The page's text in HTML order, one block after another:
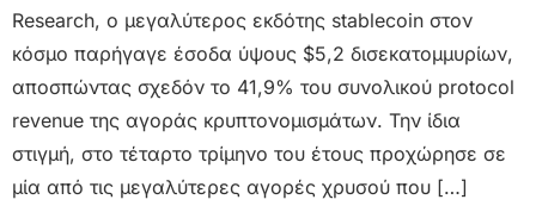
Research, ο μεγαλύτερος εκδότης stablecoin στον
κόσμο παρήγαγε έσοδα ύψους $5,2 δισεκατομμυρίων,
αποσπώντας σχεδόν το 41,9% του συνολικού protocol
revenue της αγοράς κρυπτονομισμάτων. Την ίδια
στιγμή, στο τέταρτο τρίμηνο του έτους προχώρησε σε
μία από τις μεγαλύτερες αγορές χρυσού που […]